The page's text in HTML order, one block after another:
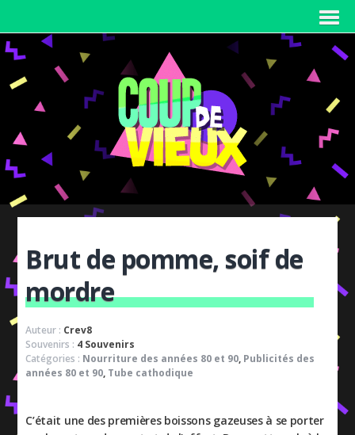
Brut de pomme, soif de
mordre
Auteur : Crev8
Souvenirs : 4 Souvenirs
Catégories : Nourriture des années 80 et 90, Publicités des
années 80 et 90, Tube cathodique
C’était une des premières boissons gazeuses à se porter